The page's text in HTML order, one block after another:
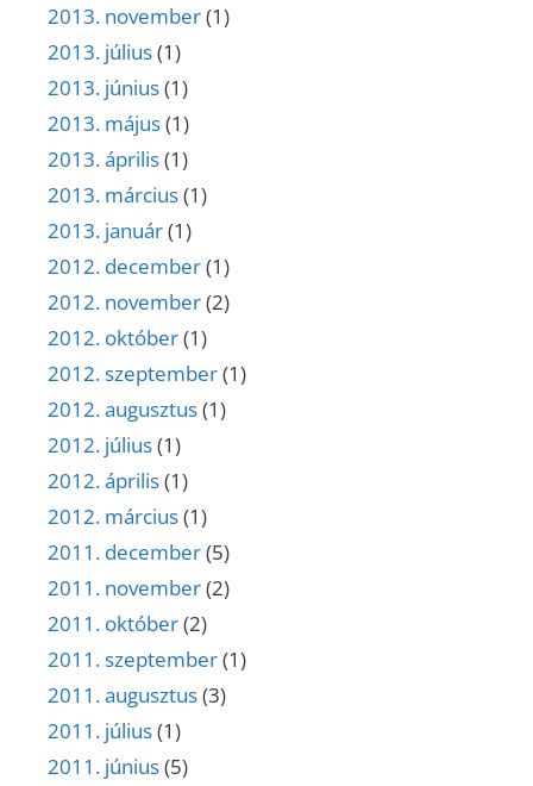
2013. november(1)
2013. július(1)
2013. június(1)
2013. május(1)
2013. április(1)
2013. március(1)
2013. január(1)
2012. december(1)
2012. november(2)
2012. október(1)
2012. szeptember(1)
2012. augusztus(1)
2012. július(1)
2012. április(1)
2012. március(1)
2011. december(5)
2011. november(2)
2011. október(2)
2011. szeptember(1)
2011. augusztus(3)
2011. július(1)
2011. június(5)